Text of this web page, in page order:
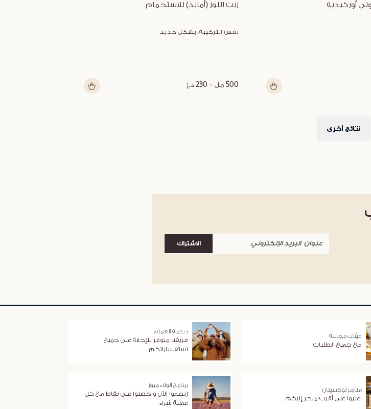
أوركيديه زيت اللوز (أماند) للاستحمام
نفس التركيبة، بشكل جديد
500 مل 230 د.إ
نتائج أخرى
الاشتراك
عيّنات مجانية
مع جميع الطلبات
خدمة العملاء
فريقنا متوفر للإجابة على جميع
استفساراتكم
متاجر لوكسيتان
اعثروا على أقرب متجر إليكم
برنامج الولاء ميوز
إنضموا الآن واحصلوا على نقاط مع كل
عملية شراء